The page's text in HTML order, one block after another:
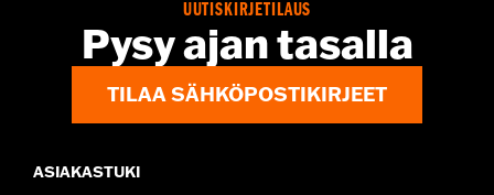
1 year limited warranty – Go to
d.com/warrantyfor full details
UUTISKIRJETILAUS
Pysy ajan tasalla
TILAA SÄHKÖPOSTIKIRJEET
ASIAKASTUKI